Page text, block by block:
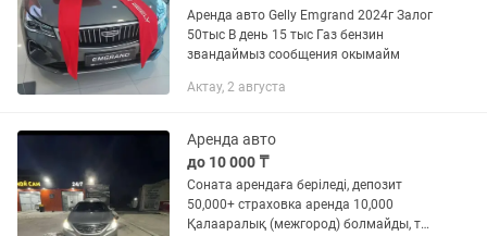
Аренда авто Gelly Emgrand 2024г Залог
50тыс В день 15 тыс Газ бензин
звандаймыз сообщения окымайм
Актау, 2 августа
Аренда авто
до 10 000 ₸
Соната арендаға беріледі, депозит
50,000+ страховка аренда 10,000
Қалааралық (межгород) болмайды, тек